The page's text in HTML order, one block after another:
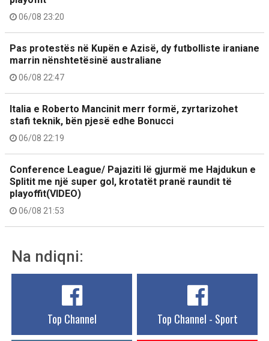
06/08 23:20
Pas protestës në Kupën e Azisë, dy futbolliste iraniane
marrin nënshtetësinë australiane
06/08 22:47
Italia e Roberto Mancinit merr formë, zyrtarizohet
stafi teknik, bën pjesë edhe Bonucci
06/08 22:19
Conference League/ Pajaziti lë gjurmë me Hajdukun e
Splitit me një super gol, krotatët pranë raundit të
playoffit(VIDEO)
06/08 21:53
Na ndiqni:
Top Channel Top Channel - Sport